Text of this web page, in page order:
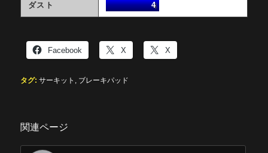
ダスト 4
Facebook X X
タグ: サーキット ブレーキパッド
関連ページ